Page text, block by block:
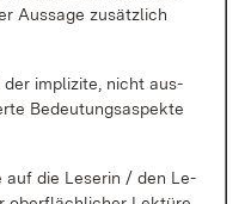
Aus­sa­ge zu­sätz­lich
der im­pli­zi­te, nicht aus­
Be­deu­tungs­as­pek­te
auf die Le­se­rin / den Le­